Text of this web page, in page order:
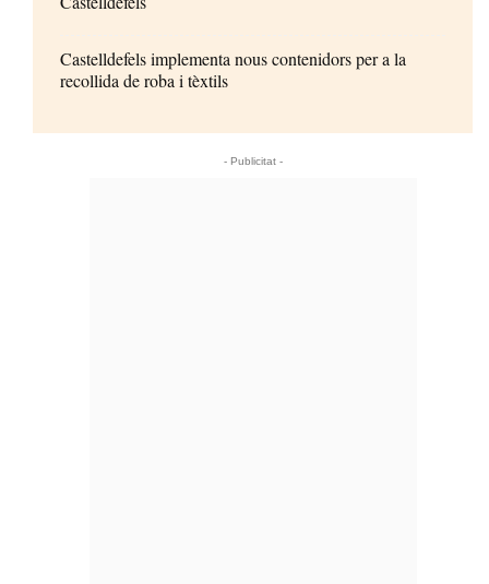
Castelldefels implementa nous contenidors per a la
recollida de roba i tèxtils
- Publicitat -